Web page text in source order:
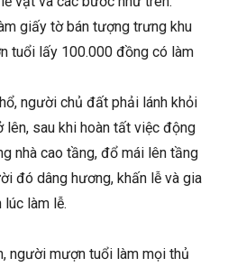
giấy tờ bán tượng trưng khu
tuổi lấy 100.000 đồng có làm
người chủ đất phải lánh khỏi
lên, sau khi hoàn tất việc động
nhà cao tầng, đổ mái lên tầng
đó dâng hương, khấn lễ và gia
làm lễ.
người mượn tuổi làm mọi thủ